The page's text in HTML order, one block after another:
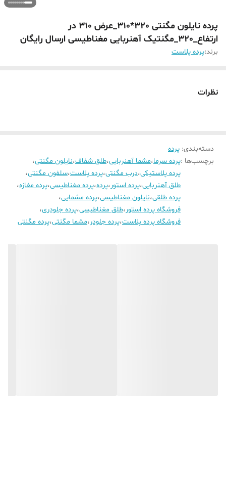
پرده نایلون مگنتی 320*310_عرض 310 در
ارتفاع_320_مگنتیک آهنربایی مغناطیسی ارسال رایگان
برند:پرده پلاست
نظرات
دسته‌بندی: پرده
برچسب‌ها :پرده سرما،مشما آهنربایی،طلق شفاف،نایلون مگنتی،
پرده پلاستیکی،درب مگنتی،پرده پلاست،سلفون مگنتی،
طلق آهنربایی،پرده استور،پرده،پرده مغناطیسی،پرده مغازه،
پرده طلقی،نایلون مغناطیسی،پرده مشمایی،
فروشگاه پرده استور،طلق مغناطیسی،پرده جلودری،
فروشگاه پرده پلاست،پرده جلودر،مشما مگنتی،پرده مگنتی